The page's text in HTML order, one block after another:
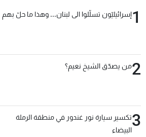
1إسرائيليّون تسلّلوا الى لبنان... وهذا ما حلّ بهم
2من يصدّق الشيخ نعيم؟
3تكسير سيارة نور غندور في منطقة الرملة
البيضاء